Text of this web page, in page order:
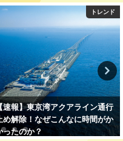
トレンド
速報】東京湾アクアライン通行
め解除！なぜこんなに時間がか
ったのか？